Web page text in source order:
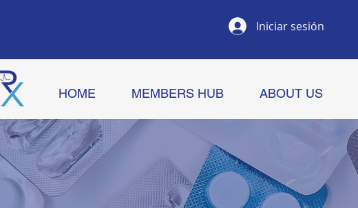
Iniciar sesión
HOME MEMBERS HUB ABOUT US